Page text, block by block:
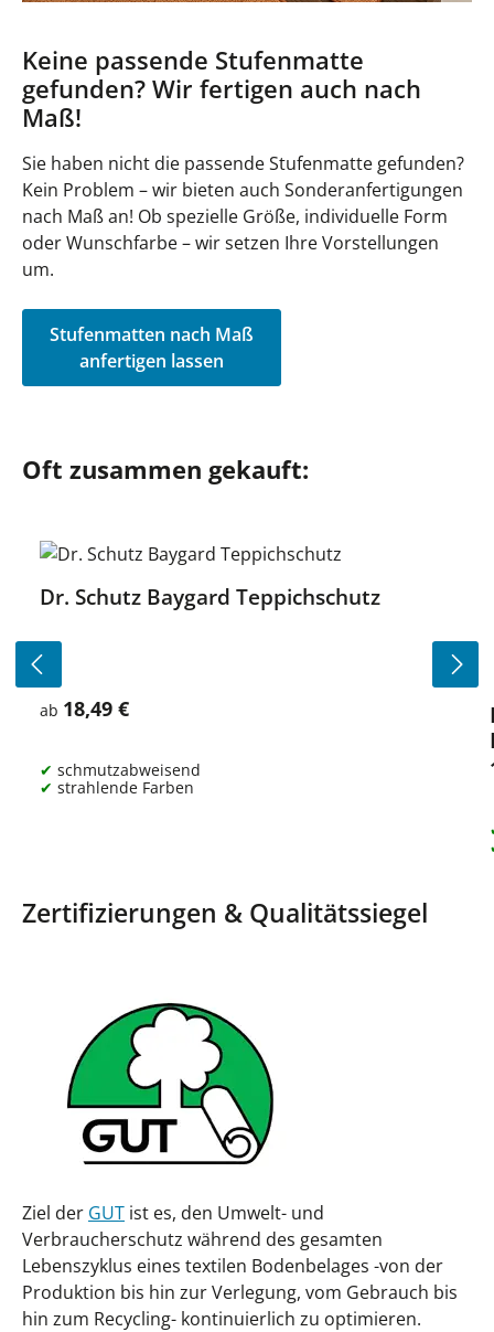
Keine passende Stufenmatte
gefunden? Wir fertigen auch nach
Maß!
Sie haben nicht die passende Stufenmatte gefunden?
Kein Problem – wir bieten auch Sonderanfertigungen
nach Maß an! Ob spezielle Größe, individuelle Form
oder Wunschfarbe – wir setzen Ihre Vorstellungen
um.
Stufenmatten nach Maß
anfertigen lassen
Produktgalerie überspringen
Oft zusammen gekauft:
Dr. Schutz Baygard Teppichschutz
Regulärer Preis:
ab 18,49 €
schmutzabweisend
strahlende Farben
Zertifizierungen & Qualitätssiegel
Ziel der GUT ist es, den Umwelt- und
Verbraucherschutz während des gesamten
Lebenszyklus eines textilen Bodenbelages -von der
Produktion bis hin zur Verlegung, vom Gebrauch bis
hin zum Recycling- kontinuierlich zu optimieren.